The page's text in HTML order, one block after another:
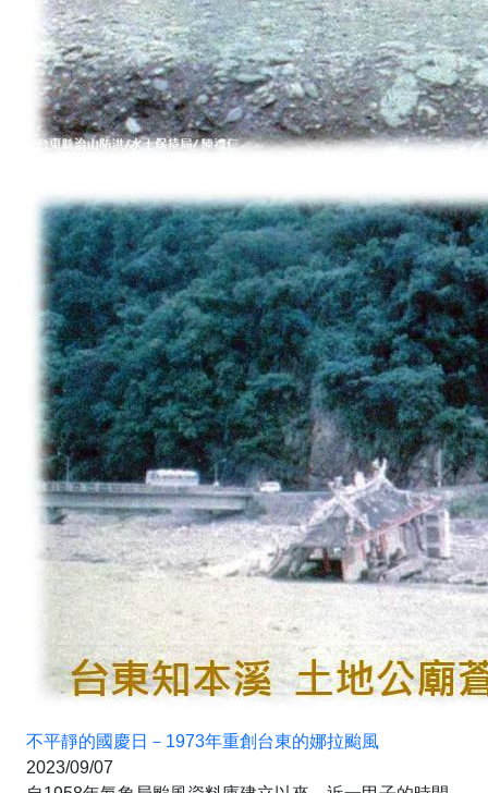
不平靜的國慶日－1973年重創台東的娜拉颱風
2023/09/07